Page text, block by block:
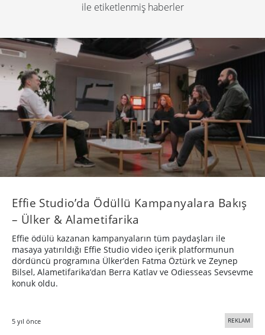
ile etiketlenmiş haberler
Effie Studio’da Ödüllü Kampanyalara Bakış
– Ülker & Alametifarika
Effie ödülü kazanan kampanyaların tüm paydaşları ile
masaya yatırıldığı Effie Studio video içerik platformunun
dördüncü programına Ülker’den Fatma Öztürk ve Zeynep
Bilsel, Alametifarika’dan Berra Katlav ve Odiesseas Sevsevme
konuk oldu.
5 yıl önce REKLAM